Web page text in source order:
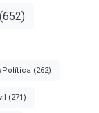
(652)
(262)
(271)